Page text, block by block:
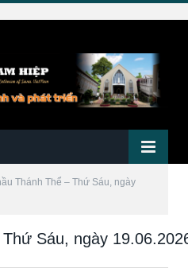
Thánh Thể – Thứ Sáu, ngày
Sáu, ngày